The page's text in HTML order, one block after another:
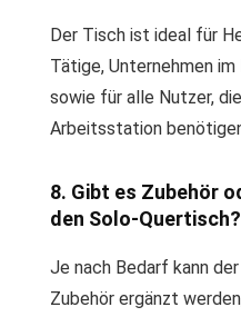
Der Tisch ist ideal für
Tätige, Unternehmen
sowie für alle Nutzer,
Arbeitsstation
8. Gibt es Zubehör
den Solo-Quertisch?
Je nach Bedarf kann
Zubehör ergänzt